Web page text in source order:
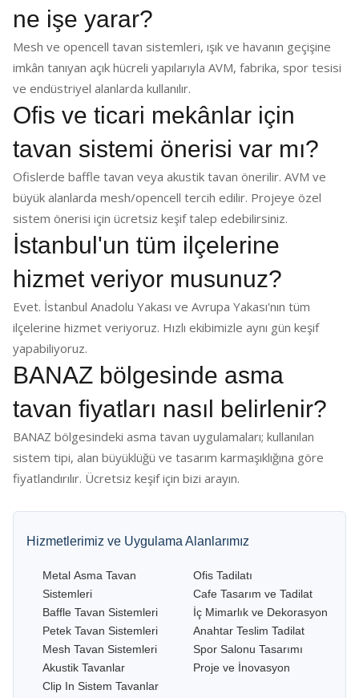
ne işe yarar?
Mesh ve opencell tavan sistemleri, ışık ve havanın geçişine
imkân tanıyan açık hücreli yapılarıyla AVM, fabrika, spor tesisi
ve endüstriyel alanlarda kullanılır.
Ofis ve ticari mekânlar için
tavan sistemi önerisi var mı?
Ofislerde baffle tavan veya akustik tavan önerilir. AVM ve
büyük alanlarda mesh/opencell tercih edilir. Projeye özel
sistem önerisi için ücretsiz keşif talep edebilirsiniz.
İstanbul'un tüm ilçelerine
hizmet veriyor musunuz?
Evet. İstanbul Anadolu Yakası ve Avrupa Yakası'nın tüm
ilçelerine hizmet veriyoruz. Hızlı ekibimizle aynı gün keşif
yapabiliyoruz.
BANAZ bölgesinde asma
tavan fiyatları nasıl belirlenir?
BANAZ bölgesindeki asma tavan uygulamaları; kullanılan
sistem tipi, alan büyüklüğü ve tasarım karmaşıklığına göre
fiyatlandırılır. Ücretsiz keşif için bizi arayın.
Hizmetlerimiz ve Uygulama Alanlarımız
Metal Asma Tavan
Sistemleri
Baffle Tavan Sistemleri
Petek Tavan Sistemleri
Mesh Tavan Sistemleri
Akustik Tavanlar
Clip In Sistem Tavanlar
Ofis Tadilatı
Cafe Tasarım ve Tadilat
İç Mimarlık ve Dekorasyon
Anahtar Teslim Tadilat
Spor Salonu Tasarımı
Proje ve İnovasyon